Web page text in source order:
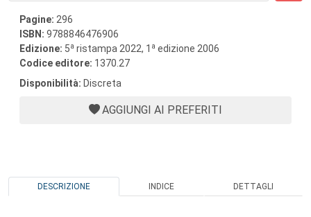
Pagine: 296
ISBN: 9788846476906
Edizione: 5a ristampa 2022, 1 a edizione 2006
Codice editore: 1370.27
Disponibilità: Discreta
AGGIUNGI AI PREFERITI
DESCRIZIONE INDICE DETTAGLI